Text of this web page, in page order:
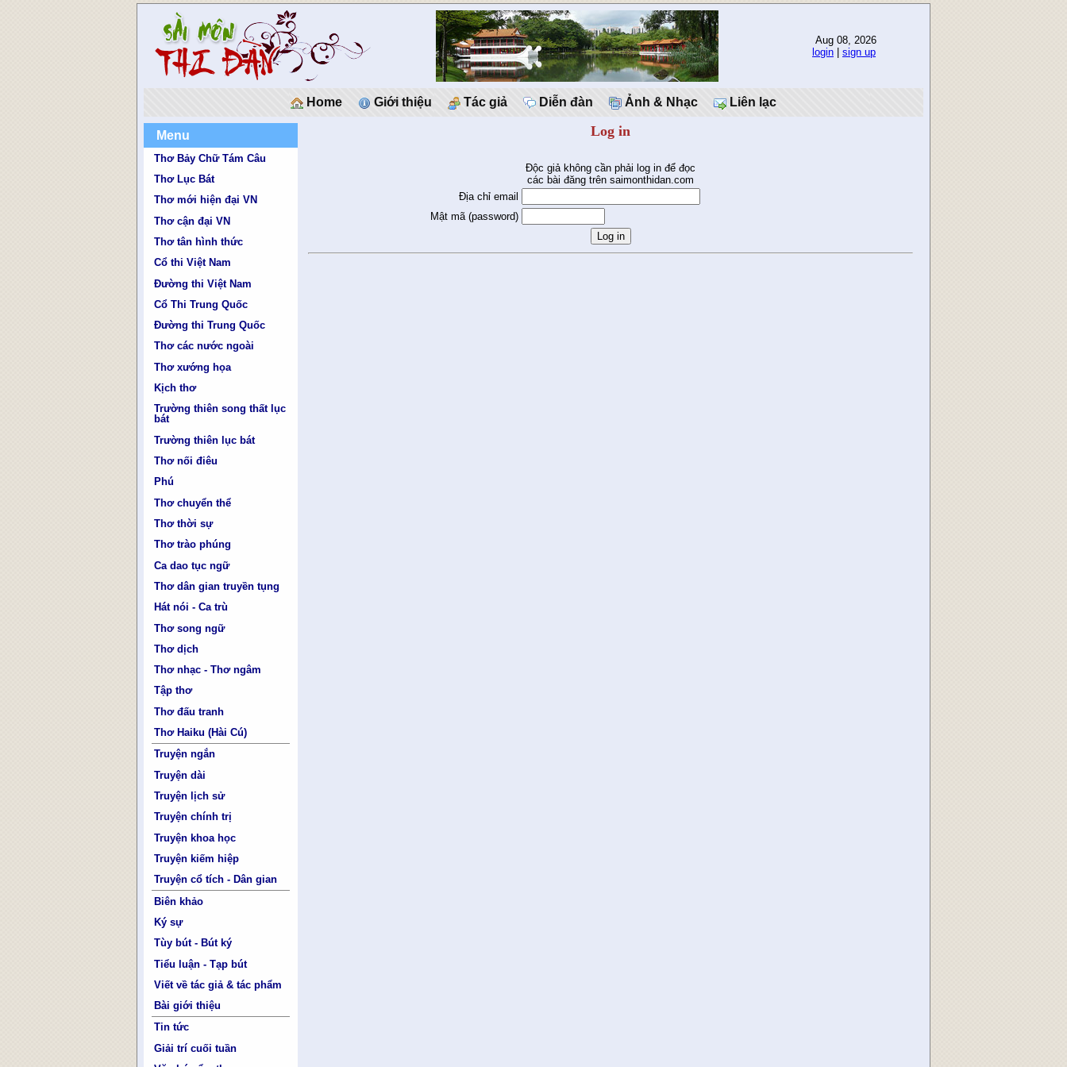
Aug 08, 2026
login
sign up
Home Giới thiệu Tác giả Diễn đàn Ảnh & Nhạc Liên lạc
Menu
Thơ Bảy Chữ Tám Câu
Thơ Lục Bát
Thơ mới hiện đại VN
Thơ cận đại VN
Thơ tân hình thức
Cổ thi Việt Nam
Đường thi Việt Nam
Cổ Thi Trung Quốc
Đường thi Trung Quốc
Thơ các nước ngoài
Thơ xướng họa
Kịch thơ
Trường thiên song thất lục
bát
Trường thiên lục bát
Thơ nối điêu
Phú
Thơ chuyển thể
Thơ thời sự
Thơ trào phúng
Ca dao tục ngữ
Thơ dân gian truyền tụng
Hát nói - Ca trù
Thơ song ngữ
Thơ dịch
Thơ nhạc - Thơ ngâm
Tập thơ
Thơ đấu tranh
Thơ Haiku (Hài Cú)
Truyện ngắn
Truyện dài
Truyện lịch sử
Truyện chính trị
Truyện khoa học
Truyện kiếm hiệp
Truyện cổ tích - Dân gian
Biên khảo
Ký sự
Tùy bút - Bút ký
Tiểu luận - Tạp bút
Viết về tác giả & tác phẩm
Bài giới thiệu
Tin tức
Giải trí cuối tuần
Log in
Độc giả không cần phải log in để đọc
các bài đăng trên saimonthidan.com
Địa chỉ email
Mật mã (password)